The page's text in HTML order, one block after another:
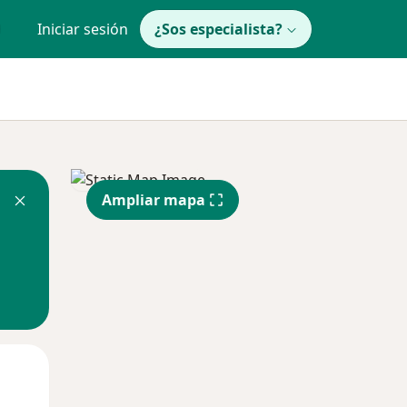
Iniciar sesión ¿Sos especialista?
Ampliar mapa